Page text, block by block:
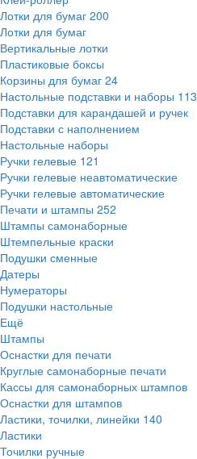
Лотки для бумаг 200
Лотки для бумаг
Вертикальные лотки
Пластиковые боксы
Корзины для бумаг 24
Настольные подставки и наборы 113
Подставки для карандашей и ручек
Подставки с наполнением
Настольные наборы
Ручки гелевые 121
Ручки гелевые неавтоматические
Ручки гелевые автоматические
Печати и штампы 252
Штампы самонаборные
Штемпельные краски
Подушки сменные
Датеры
Нумераторы
Подушки настольные
Ещё
Штампы
Оснастки для печати
Круглые самонаборные печати
Кассы для самонаборных штампов
Оснастки для штампов
Ластики, точилки, линейки 140
Ластики
Точилки ручные